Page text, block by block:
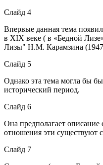
Слайд 4
Впервые данная тема
в XIX веке ( в «Бедной
Лизы" Н.М. Карамзина
Слайд 5
Однако эта тема могла бы
исторический период.
Слайд 6
Она предполагает описание
отношения эти существуют
Слайд 7